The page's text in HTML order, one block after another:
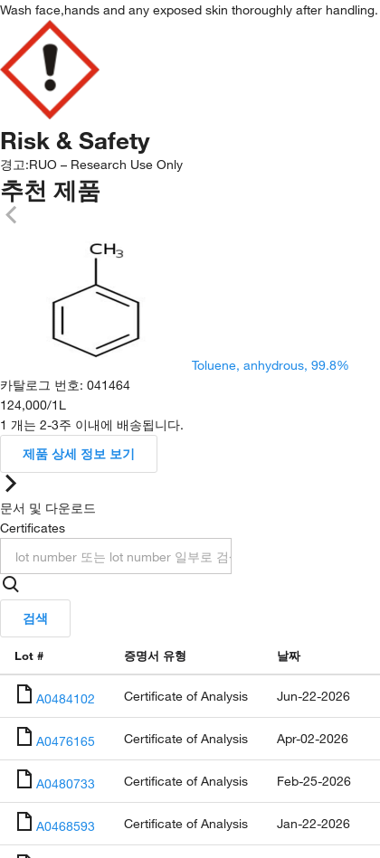
Wash face,hands and any exposed skin thoroughly after handling.
Risk & Safety
경고:RUO – Research Use Only
추천 제품
Toluene, anhydrous, 99.8%
카탈로그 번호: 041464
124,000/1L
1 개는 2-3주 이내에 배송됩니다.
제품 상세 정보 보기
문서 및 다운로드
Certificates
검색
Lot # 증명서 유형 날짜
A0484102 Certificate of Analysis Jun-22-2026
A0476165 Certificate of Analysis Apr-02-2026
A0480733 Certificate of Analysis Feb-25-2026
A0468593 Certificate of Analysis Jan-22-2026